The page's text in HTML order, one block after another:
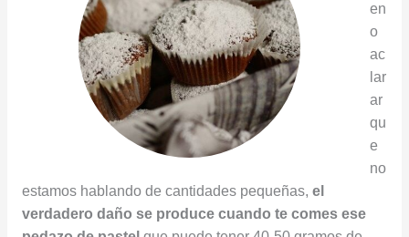
en
o
ac
lar
ar
qu
e
no
estamos hablando de cantidades pequeñas, el
verdadero daño se produce cuando te comes ese